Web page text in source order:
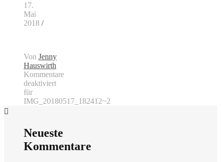
17.
Mai
2018 /
Von Jenny
Hauswirth
Kommentare
deaktiviert
für
IMG_20180517_182412~2
Neueste
Kommentare